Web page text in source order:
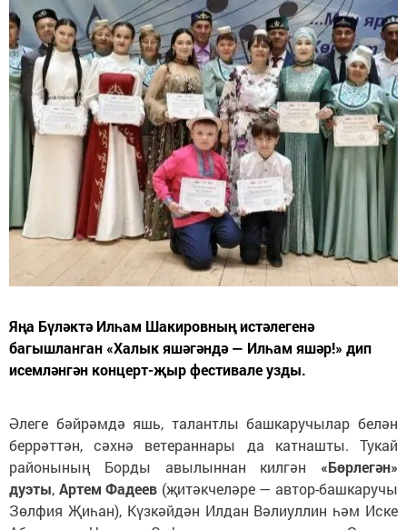
Яңа Бүләктә Илһам Шакировның истәлегенә
багышланган «Халык яшәгәндә — Илһам яшәр!» дип
исемләнгән концерт-җыр фестивале узды.
Әлеге бәйрәмдә яшь, талантлы башкаручылар белән
беррәттән, сәхнә ветераннары да катнашты. Тукай
районының Борды авылыннан килгән «Бөрлегән»
дуэты, Артем Фадеев (җитәкчеләре — автор-башкаручы
Зөлфия Җиһан), Күзкәйдән Илдан Вәлиуллин һәм Иске